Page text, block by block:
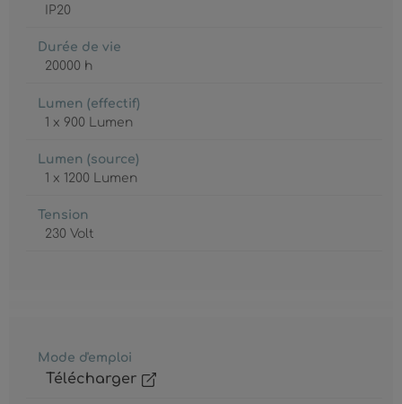
IP20
Durée de vie
20000 h
Lumen (effectif)
1 x 900 Lumen
Lumen (source)
1 x 1200 Lumen
Tension
230 Volt
Mode d'emploi
Télécharger